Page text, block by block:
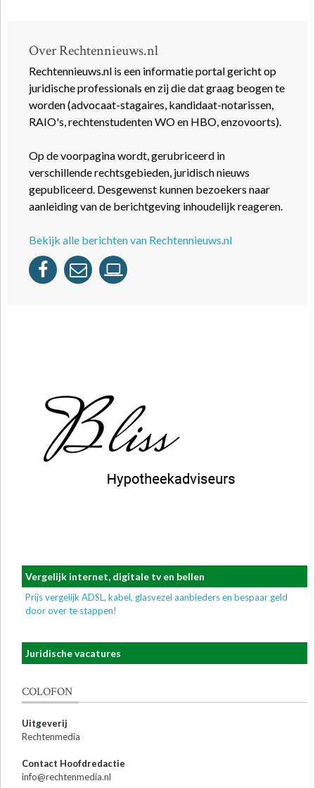
Over Rechtennieuws.nl
Rechtennieuws.nl is een informatie portal gericht op
juridische professionals en zij die dat graag beogen te
worden (advocaat-stagaires, kandidaat-notarissen,
RAIO's, rechtenstudenten WO en HBO, enzovoorts).
Op de voorpagina wordt, gerubriceerd in
verschillende rechtsgebieden, juridisch nieuws
gepubliceerd. Desgewenst kunnen bezoekers naar
aanleiding van de berichtgeving inhoudelijk reageren.
Bekijk alle berichten van Rechtennieuws.nl
Vergelijk internet, digitale tv en bellen
Prijs vergelijk ADSL, kabel, glasvezel aanbieders en bespaar geld
door over te stappen!
Juridische vacatures
COLOFON
Uitgeverij
Rechtenmedia
Contact Hoofdredactie
info@rechtenmedia.nl